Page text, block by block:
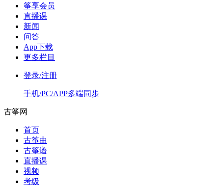
筝享会员
直播课
新闻
问答
App下载
更多栏目
登录/注册
手机/PC/APP多端同步
古筝网
首页
古筝曲
古筝谱
直播课
视频
考级